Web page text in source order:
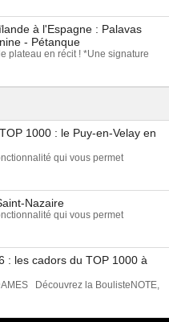
à l'Espagne : Palavas
- Pétanque
plateau en récit ! *Une signature
1000 : le Puy-en-Velay en
qui vous permet
Nazaire
qui vous permet
: les cadors du TOP 1000 à
Découvrez la BoulisteNOTE,